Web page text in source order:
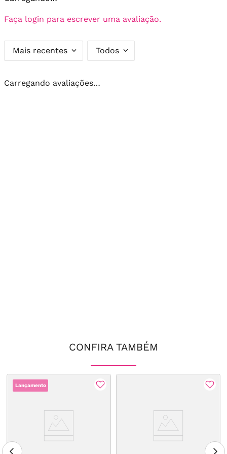
Faça login para escrever uma avaliação.
Mais recentes Todos
Carregando avaliações…
CONFIRA TAMBÉM
Lançamento